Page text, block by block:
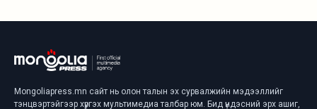
Mongoliapress.mn сайт нь олон талын эх сурвалжийн мэдээллийг
тэнцвэртэйгээр хүргэх мультимедиа талбар юм. Бид үндэсний эрх ашиг,